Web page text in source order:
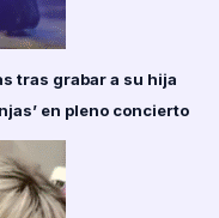
tras grabar a su hija
en pleno concierto